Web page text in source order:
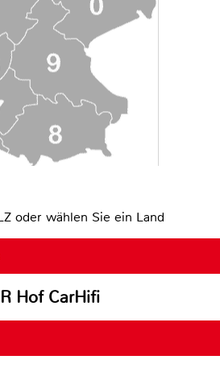
oder wählen Sie ein Land
Hof CarHifi